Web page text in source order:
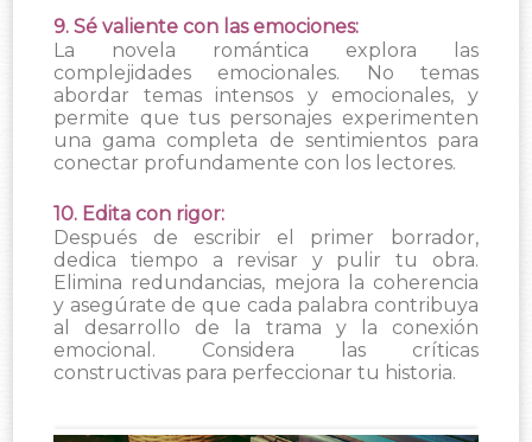
9. Sé valiente con las emociones:
La novela romántica explora las
complejidades emocionales. No temas
abordar temas intensos y emocionales, y
permite que tus personajes experimenten
una gama completa de sentimientos para
conectar profundamente con los lectores.
10. Edita con rigor:
Después de escribir el primer borrador,
dedica tiempo a revisar y pulir tu obra.
Elimina redundancias, mejora la coherencia
y asegúrate de que cada palabra contribuya
al desarrollo de la trama y la conexión
emocional. Considera las críticas
constructivas para perfeccionar tu historia.